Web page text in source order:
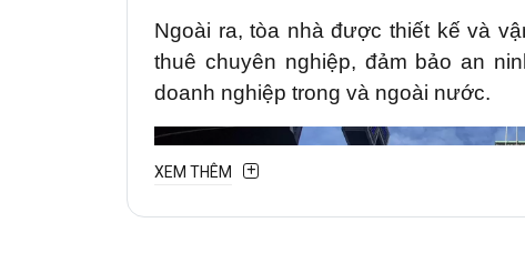
Ngoài ra, tòa nhà được thiết kế và
thuê chuyên nghiệp, đảm bảo an
doanh nghiệp trong và ngoài nước.
XEM THÊM